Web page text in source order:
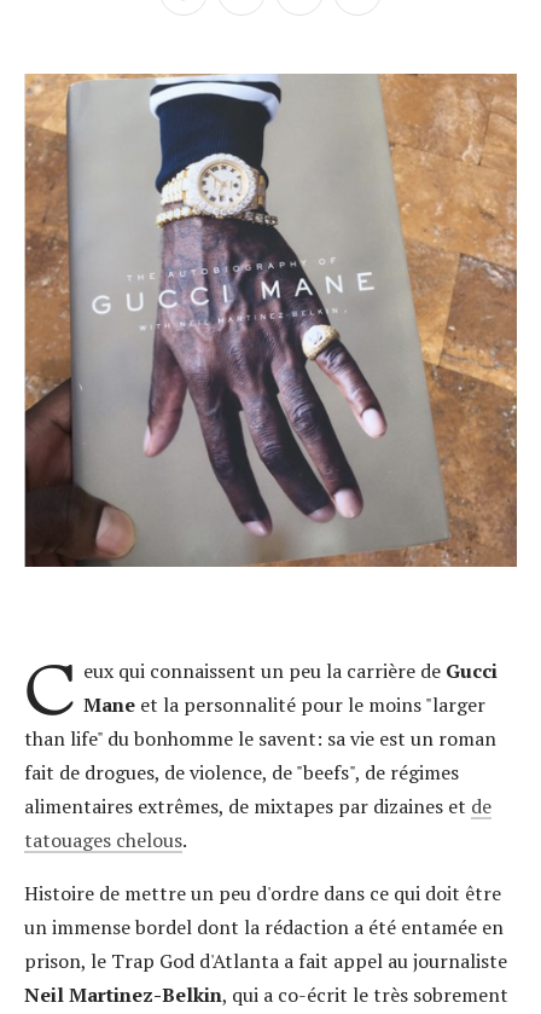
C eux qui connaissent un peu la carrière de Gucci
Maneet la personnalité pour le moins "larger
than life" du bonhomme le savent: sa vie est un roman
fait de drogues, de violence, de "beefs", de régimes
alimentaires extrêmes, de mixtapes par dizaines et de
tatouages chelous.
Histoire de mettre un peu d'ordre dans ce qui doit être
un immense bordel dont la rédaction a été entamée en
prison, le Trap God d'Atlanta a fait appel au journaliste
Neil Martinez-Belkin, qui a co-écrit le très sobrement